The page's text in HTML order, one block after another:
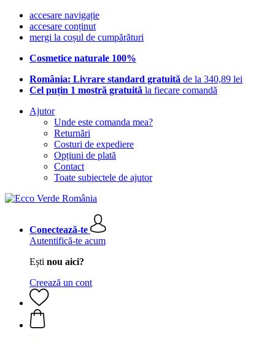
accesare navigație
accesare conținut
mergi la coșul de cumpărături
Cosmetice naturale 100%
România: Livrare standard gratuită de la 340,89 lei
Cel puțin 1 mostră gratuită la fiecare comandă
Ajutor
Unde este comanda mea?
Returnări
Costuri de expediere
Opțiuni de plată
Contact
Toate subiectele de ajutor
Conectează-te
Autentifică-te acum
Ești nou aici?
Creează un cont